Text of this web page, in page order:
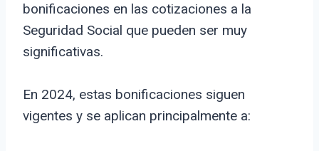
bonificaciones en las cotizaciones a la
Seguridad Social que pueden ser muy
significativas.
En 2024, estas bonificaciones siguen
vigentes y se aplican principalmente a: